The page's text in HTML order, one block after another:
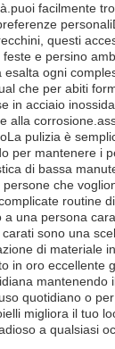
facilmente
questi
e persino
ogni
che per abiti
in acciaio
alla
pulizia è
per mantenere i
di bassa
che
routine di
una persona
sono una
di materiale
in oro eccellente
mantenendo
quotidiano o
migliora il tuo
a qualsiasi